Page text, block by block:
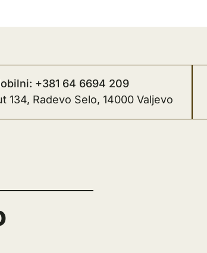
+381 64 6694 209
134, Radevo Selo, 14000 Valjevo